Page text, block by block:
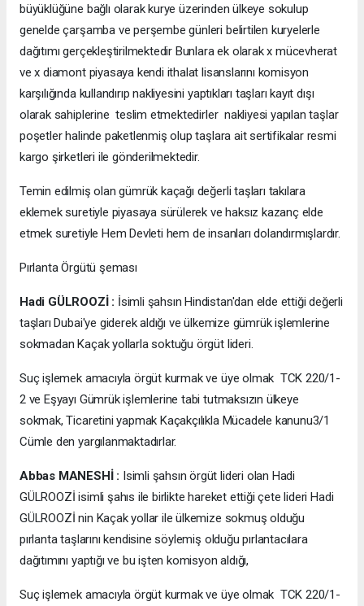
büyüklüğüne bağlı olarak kurye üzerinden ülkeye sokulup
genelde çarşamba ve perşembe günleri belirtilen kuryelerle
dağıtımı gerçekleştirilmektedir Bunlara ek olarak x mücevherat
ve x diamont piyasaya kendi ithalat lisanslarını komisyon
karşılığında kullandırıp nakliyesini yaptıkları taşları kayıt dışı
olarak sahiplerine teslim etmektedirler nakliyesi yapılan taşlar
poşetler halinde paketlenmiş olup taşlara ait sertifikalar resmi
kargo şirketleri ile gönderilmektedir.
Temin edilmiş olan gümrük kaçağı değerli taşları takılara
eklemek suretiyle piyasaya sürülerek ve haksız kazanç elde
etmek suretiyle Hem Devleti hem de insanları dolandırmışlardır.
Pırlanta Örgütü şeması
Hadi GÜLROOZİ : İsimli şahsın Hindistan'dan elde ettiği değerli
taşları Dubai'ye giderek aldığı ve ülkemize gümrük işlemlerine
sokmadan Kaçak yollarla soktuğu örgüt lideri.
Suç işlemek amacıyla örgüt kurmak ve üye olmak TCK 220/1-
2 ve Eşyayı Gümrük işlemlerine tabi tutmaksızın ülkeye
sokmak, Ticaretini yapmak Kaçakçılıkla Mücadele kanunu3/1
Cümle den yargılanmaktadırlar.
Abbas MANESHİ : Isimli şahsın örgüt lideri olan Hadi
GÜLROOZİ isimli şahıs ile birlikte hareket ettiği çete lideri Hadi
GÜLROOZİ nin Kaçak yollar ile ülkemize sokmuş olduğu
pırlanta taşlarını kendisine söylemiş olduğu pırlantacılara
dağıtımını yaptığı ve bu işten komisyon aldığı,
Suç işlemek amacıyla örgüt kurmak ve üye olmak TCK 220/1-